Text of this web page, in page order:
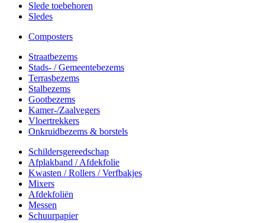
Slede toebehoren
Sledes
Composters
Straatbezems
Stads- / Gemeentebezems
Terrasbezems
Stalbezems
Gootbezems
Kamer-/Zaalvegers
Vloertrekkers
Onkruidbezems & borstels
Schildersgereedschap
Afplakband / Afdekfolie
Kwasten / Rollers / Verfbakjes
Mixers
Afdekfoliën
Messen
Schuurpapier